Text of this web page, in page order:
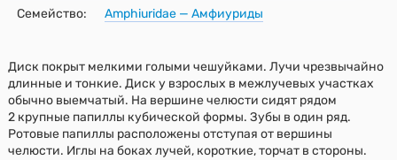
Семейство: Amphiuridae — Амфиуриды
Диск покрыт мелкими голыми чешуйками. Лучи чрезвычайно
длинные и тонкие. Диск у взрослых в межлучевых участках
обычно выемчатый. На вершине челюсти сидят рядом
2 крупные папиллы кубической формы. Зубы в один ряд.
Ротовые папиллы расположены отступая от вершины
челюсти. Иглы на боках лучей, короткие, торчат в стороны.